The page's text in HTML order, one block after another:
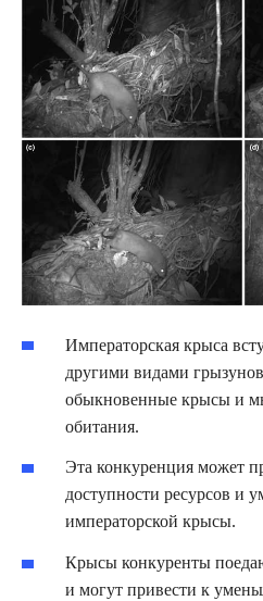
Императорская крыса
другими видами
обыкновенные крысы и
обитания.
Эта конкуренция может
доступности ресурсов и
императорской крысы.
Крысы конкуренты
и могут привести к